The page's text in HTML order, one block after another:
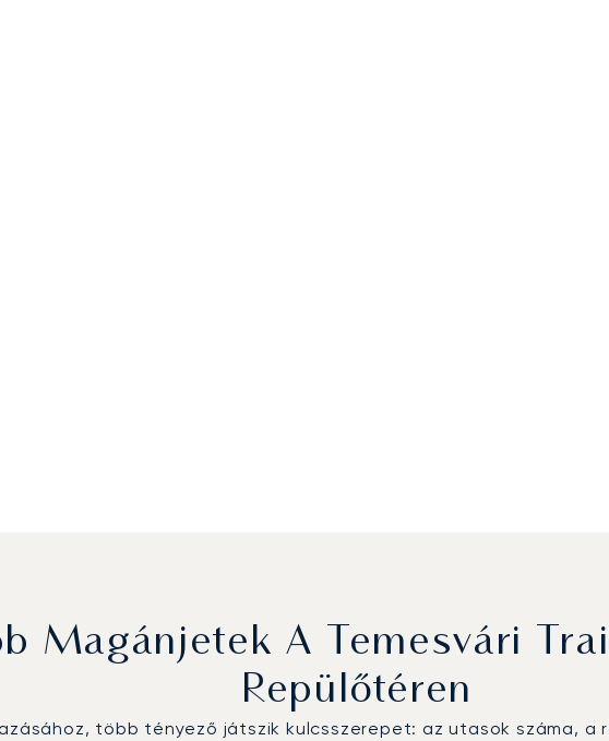
Magánjetek A Temesvári
Repülőtéren
több tényező játszik kulcsszerepet: az utasok száma,